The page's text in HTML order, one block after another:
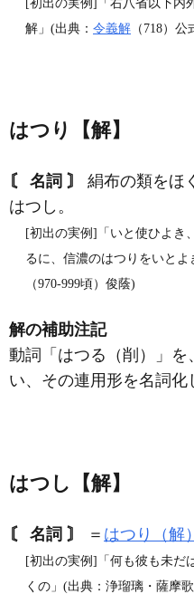
解」(出典： 令義解 （718）公
はつり【解】
〘 名詞 〙
絹布の類をほ
はつし。
[初出の実例]「いと使ひよき
るに、信濃のはつりをいと
（970‐999頃）俊蔭)
解の補助注記
動詞「はつる（削）」を
い、その連用形を名詞化
はつし【解】
〘 名詞 〙 ＝ はつり（解）
[初出の実例]「何も彼も未だ
くの」(出典：浄瑠璃・薩摩